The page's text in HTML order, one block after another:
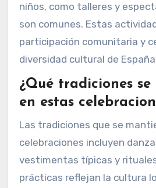
niños, como talleres y
son comunes. Estas
participación comunitaria y
diversidad cultural de
¿Qué tradiciones
en estas
Las tradiciones que se
celebraciones incluyen
vestimentas típicas y
prácticas reflejan la cultura